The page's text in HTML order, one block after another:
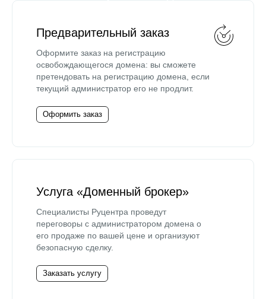
Предварительный заказ
Оформите заказ на регистрацию
освобождающегося домена: вы сможете
претендовать на регистрацию домена, если
текущий администратор его не продлит.
Оформить заказ
Услуга «Доменный брокер»
Специалисты Руцентра проведут
переговоры с администратором домена о
его продаже по вашей цене и организуют
безопасную сделку.
Заказать услугу